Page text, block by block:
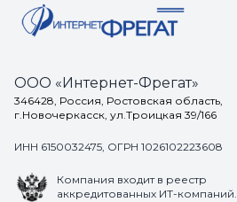
ООО «Интернет-Фрегат»
346428, Россия, Ростовская область,
г.Новочеркасск, ул.Троицкая 39/166
ИНН 6150032475, ОГРН 1026102223608
Компания входит в реестр
аккредитованных ИТ-компаний.